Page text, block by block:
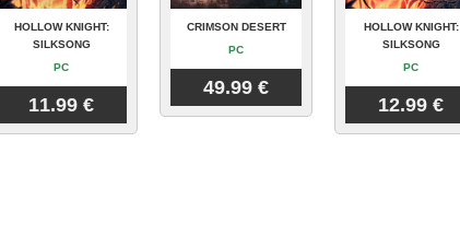
HOLLOW KNIGHT:
SILKSONG
PC
11.99 €
CRIMSON DESERT
PC
49.99 €
HOLLOW KNIGHT:
SILKSONG
PC
12.99 €